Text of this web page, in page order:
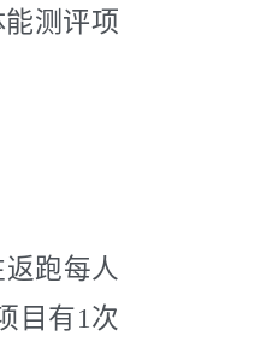
测评项
跑每人
目有1次